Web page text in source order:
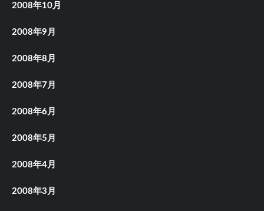
2008年10月
2008年9月
2008年8月
2008年7月
2008年6月
2008年5月
2008年4月
2008年3月